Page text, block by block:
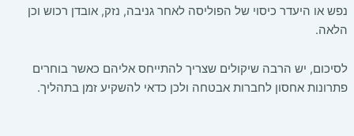
נפש או היעדר כיסוי של הפוליסה לאחר גניבה, נזק, אובדן רכוש וכן
הלאה.
לסיכום, יש הרבה שיקולים שצריך להתייחס אליהם כאשר בוחרים
פתרונות אחסון לחברות אבטחה ולכן כדאי להשקיע זמן בתהליך.